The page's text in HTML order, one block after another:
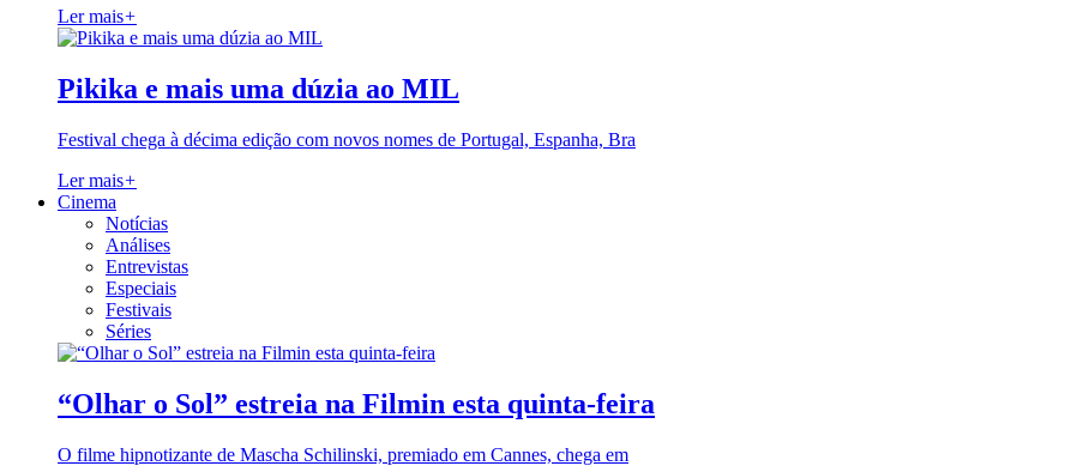
Ler mais+
Pikika e mais uma dúzia ao MIL
Festival chega à décima edição com novos nomes de Portugal, Espanha, Bra
Ler mais+
Cinema
Notícias
Análises
Entrevistas
Especiais
Festivais
Séries
“Olhar o Sol” estreia na Filmin esta quinta-feira
O filme hipnotizante de Mascha Schilinski, premiado em Cannes, chega em